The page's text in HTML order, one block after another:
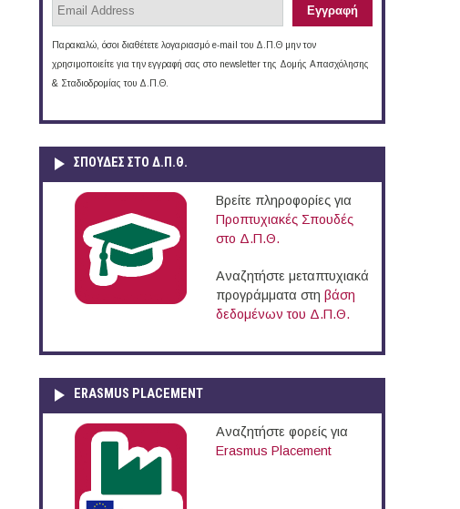
Παρακαλώ, όσοι διαθέτετε λογαριασμό e-mail του Δ.Π.Θ μην τον
χρησιμοποιείτε για την εγγραφή σας στο newsletter της Δομής Απασχόλησης
& Σταδιοδρομίας του Δ.Π.Θ.
ΣΠΟΥΔΈΣ ΣΤΟ Δ.Π.Θ.
Βρείτε πληροφορίες για
Προπτυχιακές Σπουδές
στο Δ.Π.Θ.
Αναζητήστε μεταπτυχιακά
προγράμματα στη βάση
δεδομένων του Δ.Π.Θ.
ERASMUS PLACEMENT
Αναζητήστε φορείς για
Erasmus Placement